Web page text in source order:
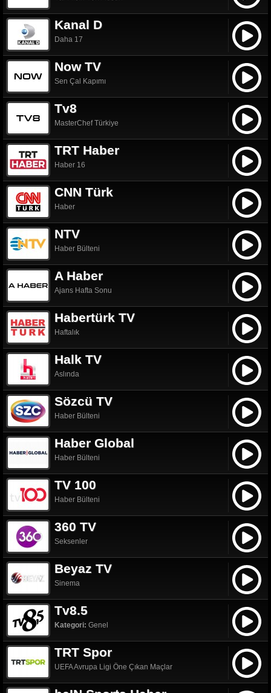
Kanal D
Daha 17
Now TV
Sen Çal Kapımı
Tv8
MasterChef Türkiye
TRT Haber
Haber 16
CNN Türk
Haber
NTV
Haber Bülteni
A Haber
Ajans Hafta Sonu
Habertürk TV
Haftalık
Halk TV
Aslında
Sözcü TV
Haber Bülteni
Haber Global
Haber Bülteni
TV 100
Haber Bülteni
360 TV
Seksenler
Beyaz TV
Sinema
Tv8.5
Kategori: Genel
TRT Spor
UEFA Avrupa Ligi Öne Çıkan Maçlar